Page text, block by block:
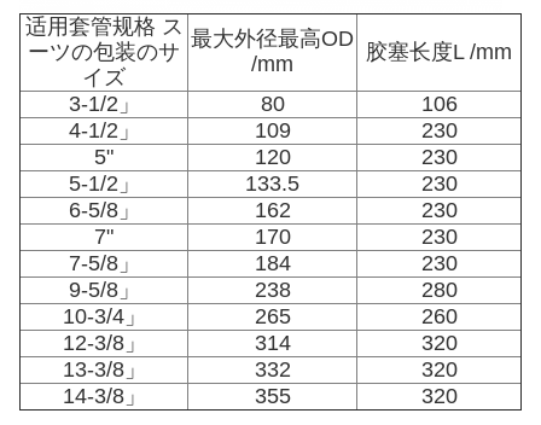
适用套管规格 ス
ーツの包装のサ
イズ
最大外径最高OD
/mm
胶塞长度L /mm
3-1/2」 80
106
4-1/2」
109
230
5"
120
230
5-1/2」
133.5
230
6-5/8」
162
230
7"
170
230
7-5/8」
184
230
9-5/8」
238
280
10-3/4」
265
260
12-3/8」
314
320
13-3/8」
332
320
14-3/8」
355 320